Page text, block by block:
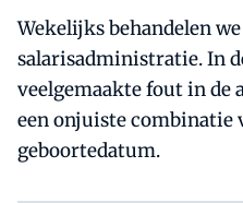
Wekelijks behandelen
salarisadministratie. In
veelgemaakte fout in de
een onjuiste combinatie
geboortedatum.